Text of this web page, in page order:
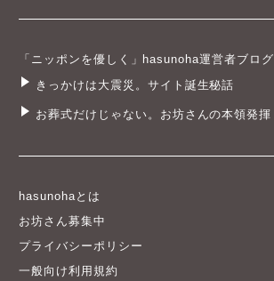
「ニッポンを優しく」hasunoha運営者ブログ
きっかけは大震災。サイト誕生秘話
お葬式だけじゃない。お坊さんの本領発揮
hasunohaとは
お坊さん募集中
プライバシーポリシー
一般向け利用規約